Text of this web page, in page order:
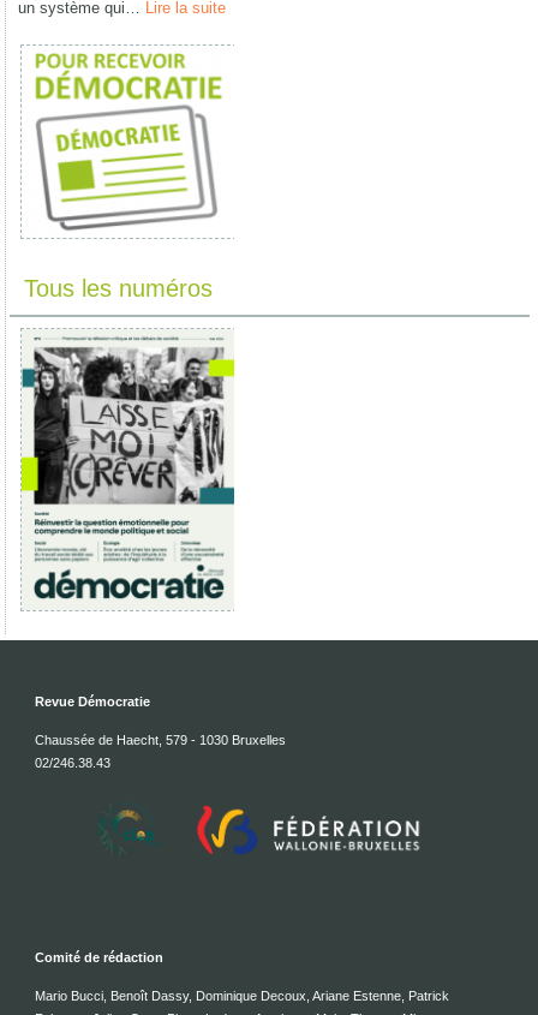
un système qui… Lire la suite
Tous les numéros
Revue Démocratie
Chaussée de Haecht, 579 - 1030 Bruxelles
02/246.38.43
Comité de rédaction
Mario Bucci, Benoît Dassy, Dominique Decoux, Ariane Estenne, Patrick